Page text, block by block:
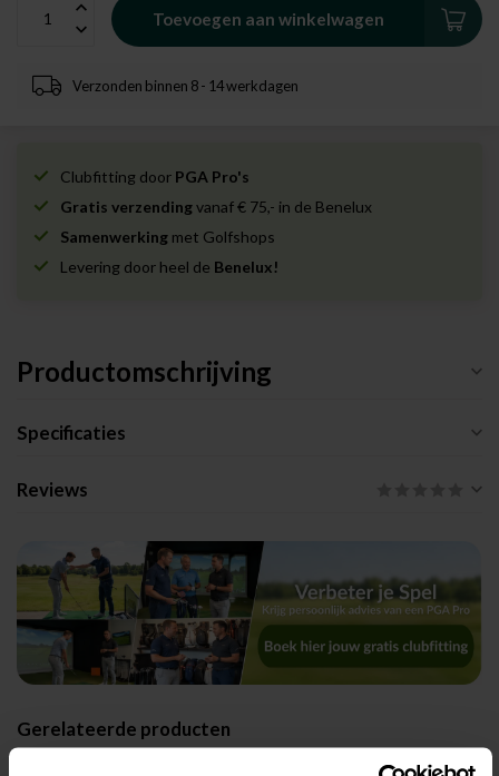
Toevoegen aan winkelwagen
Verzonden binnen 8 - 14 werkdagen
Clubfitting door PGA Pro's
Gratis verzendingvanaf € 75,- in de Benelux
Samenwerking met Golfshops
Levering door heel de Benelux!
Productomschrijving
Specificaties
Reviews
Gerelateerde producten